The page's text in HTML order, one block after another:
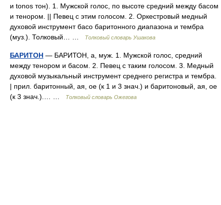
и tonos тон). 1. Мужской голос, по высоте средний между басом
и тенором. || Певец с этим голосом. 2. Оркестровый медный
духовой инструмент басо баритонного диапазона и тембра
(муз.). Толковый… …
Толковый словарь Ушакова
БАРИТОН — БАРИТОН, а, муж. 1. Мужской голос, средний
между тенором и басом. 2. Певец с таким голосом. 3. Медный
духовой музыкальный инструмент среднего регистра и тембра.
| прил. баритонный, ая, ое (к 1 и 3 знач.) и баритоновый, ая, ое
(к 3 знач.).… …
Толковый словарь Ожегова